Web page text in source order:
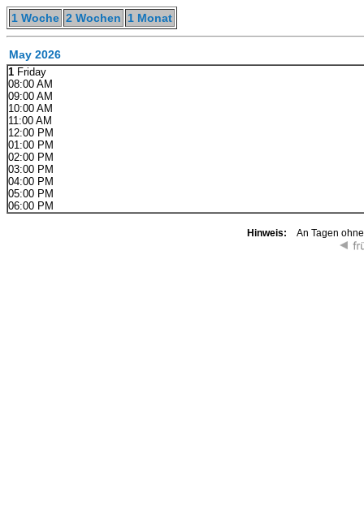
1 Woche 2 Wochen 1 Monat
May 2026
1 Friday
08:00 AM
09:00 AM
10:00 AM
11:00 AM
12:00 PM
01:00 PM
02:00 PM
03:00 PM
04:00 PM
05:00 PM
06:00 PM
Hinweis: An Tagen